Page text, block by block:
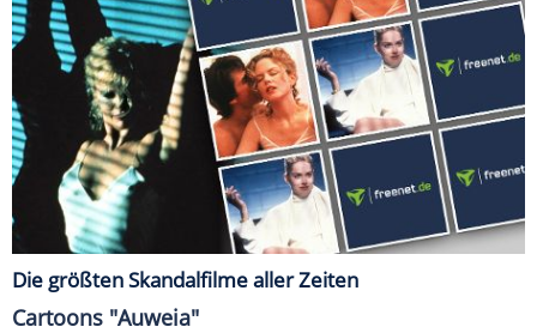
Die größten Skandalfilme aller Zeiten
Cartoons "Auweia"